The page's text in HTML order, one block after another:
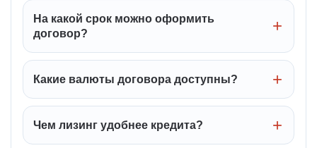
На какой срок можно оформить
договор?
Какие валюты договора доступны?
Чем лизинг удобнее кредита?